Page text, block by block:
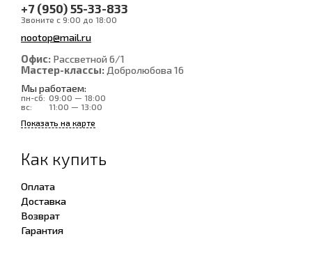
+7 (950) 55-33-833
Звоните с 9:00 до 18:00
nootop@mail.ru
Офис: Рассветной 6/1
Мастер-классы: Добролюбова 16
Мы работаем:
пн-сб: 09:00 — 18:00
вс:
11:00 — 13:00
Показать на карте
Как купить
Оплата
Доставка
Возврат
Гарантия